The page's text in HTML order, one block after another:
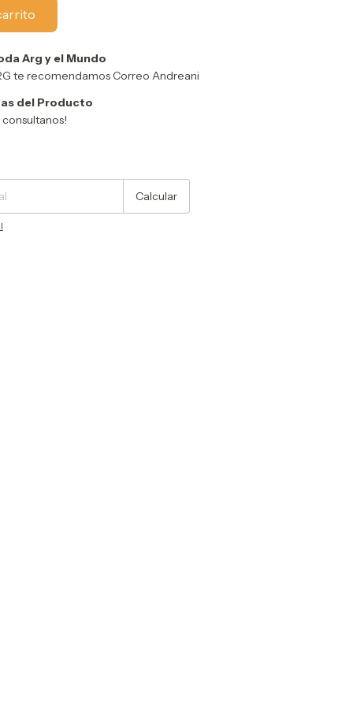
Arg y el Mundo
te recomendamos Correo Andreani
del Producto
Calcular